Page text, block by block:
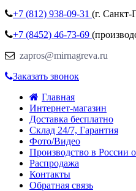
+7 (812) 938-09-31 (г. Санкт-
+7 (8452) 46-73-69
zapros@mirnagreva.ru
Заказать звонок
Главная
Интернет-магазин
Доставка бесплатно
Склад 24/7, Гарантия
Фото/Видео
Производство в России
Распродажа
Контакты
Обратная связь